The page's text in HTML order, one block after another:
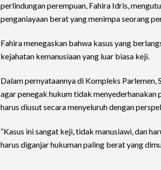
perlindungan perempuan, Fahira Idris,
penganiayaan berat yang menimpa seorang
Fahira menegaskan bahwa kasus yang
kejahatan kemanusiaan yang luar biasa keji.
Dalam pernyataannya di Kompleks Parlemen,
agar penegak hukum tidak menyederhanakan
harus diusut secara menyeluruh dengan
“Kasus ini sangat keji, tidak manusiawi, dan
harus diganjar hukuman paling berat yang